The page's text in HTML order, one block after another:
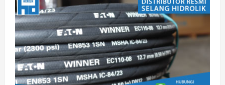
Temukan
Toko
Selang
Hidrolik
Terdekat
Berkualitas